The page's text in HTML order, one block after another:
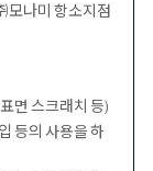
모나미 항소지점
면 스크래치 등)
등의 사용을 하